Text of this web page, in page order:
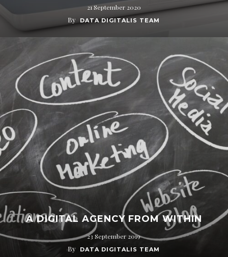
21 September 2020
By DATA DIGITALIS TEAM
A DIGITAL AGENCY FROM WITHIN
23 September 2019
By DATA DIGITALIS TEAM